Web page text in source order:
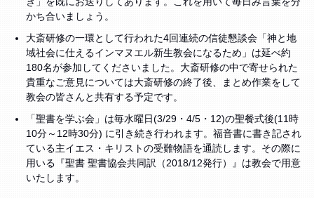
かち合いましょう。
大斎研修の一環として行われた4回連続の信徒懇談会「神と地
域社会に仕えるインマヌエル新生教会になるため」は延べ約
180名が参加してくださいました。大斎研修の中で寄せられた
貴重なご意見については大斎研修の終了後、まとめ作業をして
教会の皆さんと共有する予定です。
「聖書を学ぶ会」は毎水曜日(3/29・4/5・12)の聖餐式後(11時
10分～12時30分) に引き続き行われます。福音書に書き記され
ている主イエス・キリストの受難物語を通読します。その際に
用いる『聖書 聖書協会共同訳（2018/12発行）』は教会で用意
いたします。